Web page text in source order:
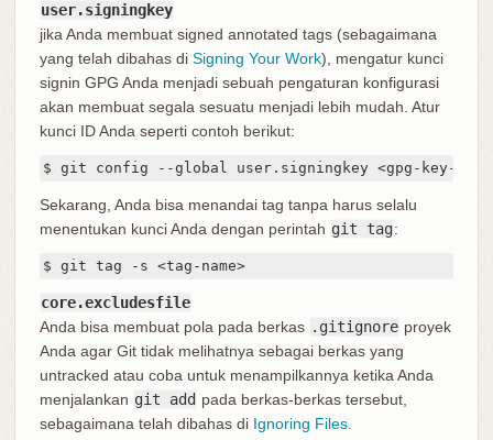
user.signingkey
jika Anda membuat signed annotated tags (sebagaimana
yang telah dibahas di Signing Your Work), mengatur kunci
signin GPG Anda menjadi sebuah pengaturan konfigurasi
akan membuat segala sesuatu menjadi lebih mudah. Atur
kunci ID Anda seperti contoh berikut:
$ git config --global user.signingkey <gpg-key-id>
Sekarang, Anda bisa menandai tag tanpa harus selalu
menentukan kunci Anda dengan perintah git tag:
$ git tag -s <tag-name>
core.excludesfile
Anda bisa membuat pola pada berkas .gitignore proyek
Anda agar Git tidak melihatnya sebagai berkas yang
untracked atau coba untuk menampilkannya ketika Anda
menjalankan git add pada berkas-berkas tersebut,
sebagaimana telah dibahas di Ignoring Files.